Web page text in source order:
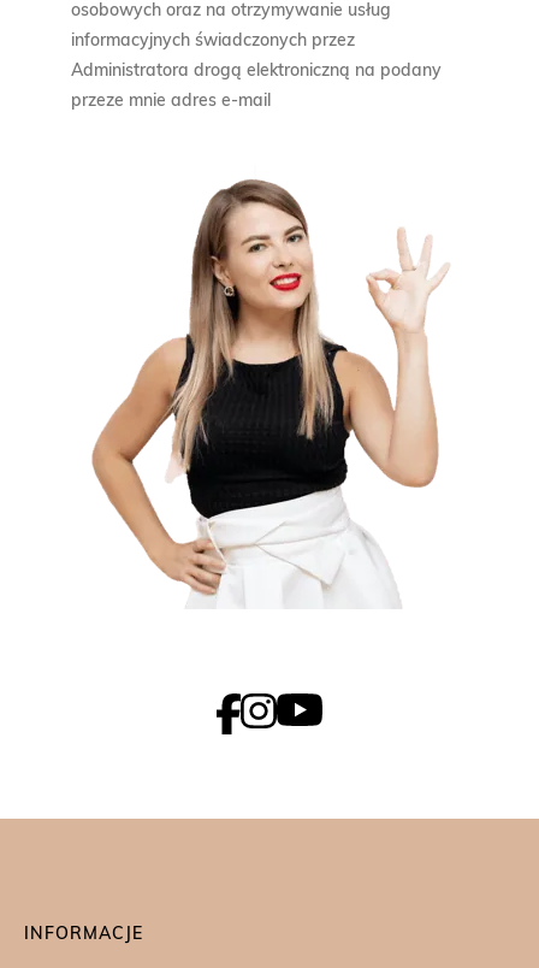
osobowych oraz na otrzymywanie usług
informacyjnych świadczonych przez
Administratora drogą elektroniczną na podany
przeze mnie adres e-mail
INFORMACJE